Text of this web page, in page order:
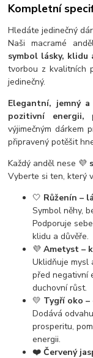
Kompletní
Hledáte jedinečný
Naši macramé
symbol lásky, klidu
tvorbou z kvalitních
jedinečný.
Elegantní, jemný
pozitivní energii,
výjimečným dárkem
připravený potěšit
Každý anděl nese 💜
Vyberte si ten, který
🤍 Růženín –
Symbol něhy,
Podporuje
klidu a důvěře.
💜Ametyst –
Uklidňuje mysl
před negativní
duchovní růst.
💛 Tygří oko
Dodává
prosperitu,
energii.
❤️ Červený